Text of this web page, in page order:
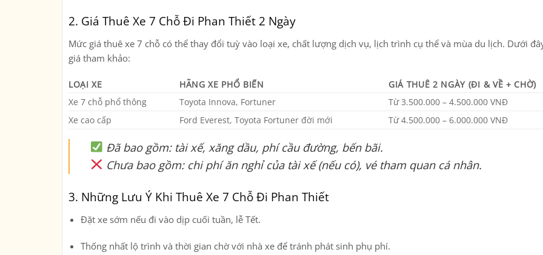
2. Giá Thuê Xe 7 Chỗ Đi Phan Thiết 2 Ngày
Mức giá thuê xe 7 chỗ có thể thay đổi tuỳ vào loại xe, chất lượng dịch vụ, lịch trình cụ thể và mùa du lịch. Dưới
giá tham khảo:
LOẠI XE HÃNG XE PHỔ BIẾN
GIÁ THUÊ 2 NGÀY (ĐI & VỀ + CHỜ)
Xe 7 chỗ phổ thông
Toyota Innova, Fortuner Từ3.500.000 – 4.500.000 VNĐ
Xe cao cấp
Ford Everest, Toyota Fortuner đời mới Từ4.500.000 – 6.000.000 VNĐ
Đã bao gồm:tài xế, xăng dầu, phí cầu đường, bến bãi.
Chưa bao gồm:chi phí ăn nghỉ của tài xế (nếu có), vé tham quan cá nhân.
3. Những Lưu Ý Khi Thuê Xe 7 Chỗ Đi Phan Thiết
Đặt xe sớm nếu đi vào dịp cuối tuần, lễ Tết.
Thống nhất lộ trình và thời gian chờvới nhà xe để tránh phát sinh phụ phí.